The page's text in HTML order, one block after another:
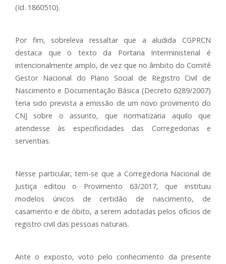
(Id. 1860510).
Por fim, sobreleva ressaltar que a aludida CGPRCN
destaca que o texto da Portaria Interministerial é
intencionalmente amplo, de vez que no âmbito do Comitê
Gestor Nacional do Plano Social de Registro Civil de
Nascimento e Documentação Básica (Decreto 6289/2007)
teria sido prevista a emissão de um novo provimento do
CNJ sobre o assunto, que normatizaria aquilo que
atendesse às especificidades das Corregedorias e
serventias.
Nesse particular, tem-se que a Corregedoria Nacional de
Justiça editou o Provimento 63/2017, que instituiu
modelos únicos de certidão de nascimento, de
casamento e de óbito, a serem adotadas pelos ofícios de
registro civil das pessoas naturais.
Ante o exposto, voto pelo conhecimento da presente